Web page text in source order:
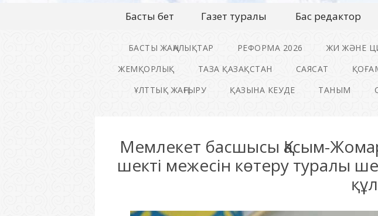
Басты бет Газет туралы Бас редактор
БАСТЫ ЖАҢАЛЫҚТАР РЕФОРМА 2026 ЖИ ЖӘНЕ
ЖЕМҚОРЛЫҚ
ТАЗА ҚАЗАҚСТАН САЯСАТ
ҰЛТТЫҚ ЖАҢҒЫРУ
ҚАЗЫНА КЕУДЕ ТАНЫМ
Мемлекет басшысы Қасым-
шекті межесін көтеру туралы